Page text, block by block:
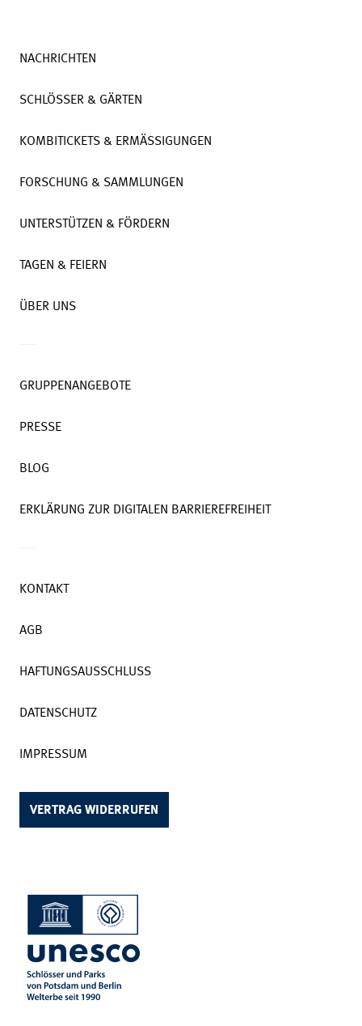
NACHRICHTEN
SCHLÖSSER & GÄRTEN
KOMBITICKETS & ERMÄSSIGUNGEN
FORSCHUNG & SAMMLUNGEN
UNTERSTÜTZEN & FÖRDERN
TAGEN & FEIERN
ÜBER UNS
GRUPPENANGEBOTE
PRESSE
BLOG
ERKLÄRUNG ZUR DIGITALEN BARRIEREFREIHEIT
KONTAKT
AGB
HAFTUNGSAUSSCHLUSS
DATENSCHUTZ
IMPRESSUM
VERTRAG WIDERRUFEN